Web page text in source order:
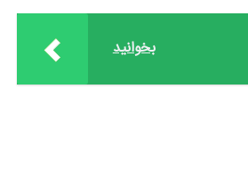
بخوانید